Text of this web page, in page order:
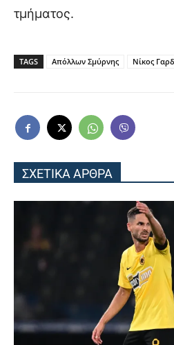
τμήματος.
TAGS Απόλλων Σμύρνης Νίκος
ΣΧΕΤΙΚΑ ΑΡΘΡΑ